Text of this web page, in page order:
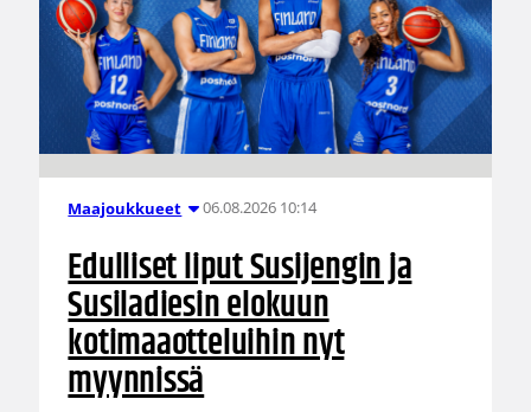
Maajoukkueet 06.08.2026 10:14
Edulliset liput Susijengin ja
Susiladiesin elokuun
kotimaaotteluihin nyt
myynnissä